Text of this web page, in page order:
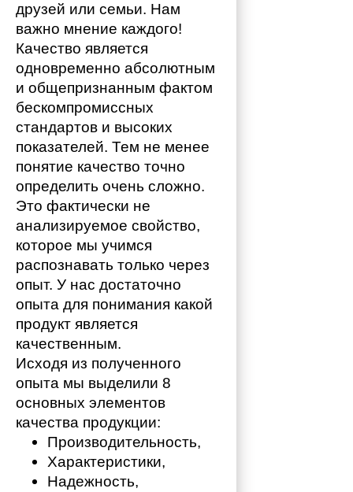
друзей или семьи. Нам
важно мнение каждого!
Качество является
одновременно абсолютным
и общепризнанным фактом
бескомпромиссных
стандартов и высоких
показателей. Тем не менее
понятие качество точно
определить очень сложно.
Это фактически не
анализируемое свойство,
которое мы учимся
распознавать только через
опыт. У нас достаточно
опыта для понимания какой
продукт является
качественным.
Исходя из полученного
опыта мы выделили 8
основных элементов
качества продукции:
Производительность,
Характеристики,
Надежность,